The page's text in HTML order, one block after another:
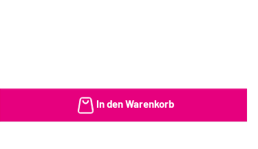
In den Warenkorb